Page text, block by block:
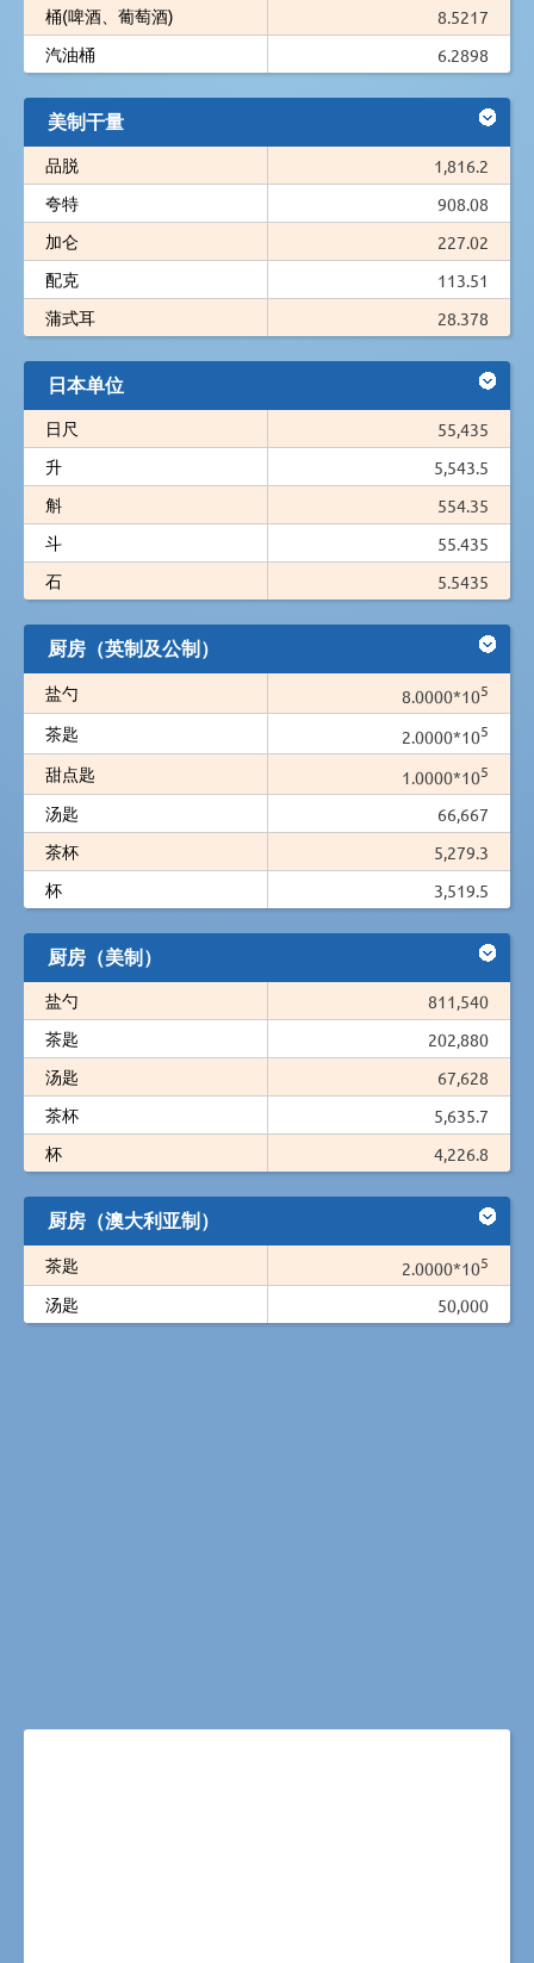
桶(啤酒、葡萄酒)
8.5217
汽油桶
6.2898
美制干量
品脱
1,816.2
夸特
908.08
加仑
227.02
配克
113.51
蒲式耳
28.378
日本单位
日尺
55,435
升
5,543.5
斛
554.35
斗
55.435
石
5.5435
厨房（英制及公制）
盐勺 8.0000*105
茶匙 2.0000*105
甜点匙 1.0000*105
汤匙
66,667
茶杯
5,279.3
杯
3,519.5
厨房（美制）
盐勺
811,540
茶匙
202,880
汤匙
67,628
茶杯
5,635.7
杯
4,226.8
厨房（澳大利亚制）
茶匙 2.0000*105
汤匙 50,000